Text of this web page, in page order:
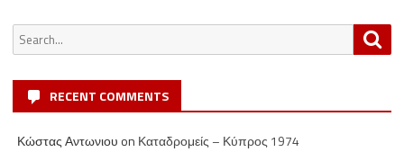
Search
for:
RECENT COMMENTS
Κώστας Αντωνιου on Καταδρομείς – Κύπρος 1974